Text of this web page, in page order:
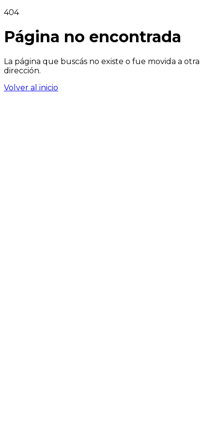
404
Página no encontrada
La página que buscás no existe o fue movida a otra
dirección.
Volver al inicio